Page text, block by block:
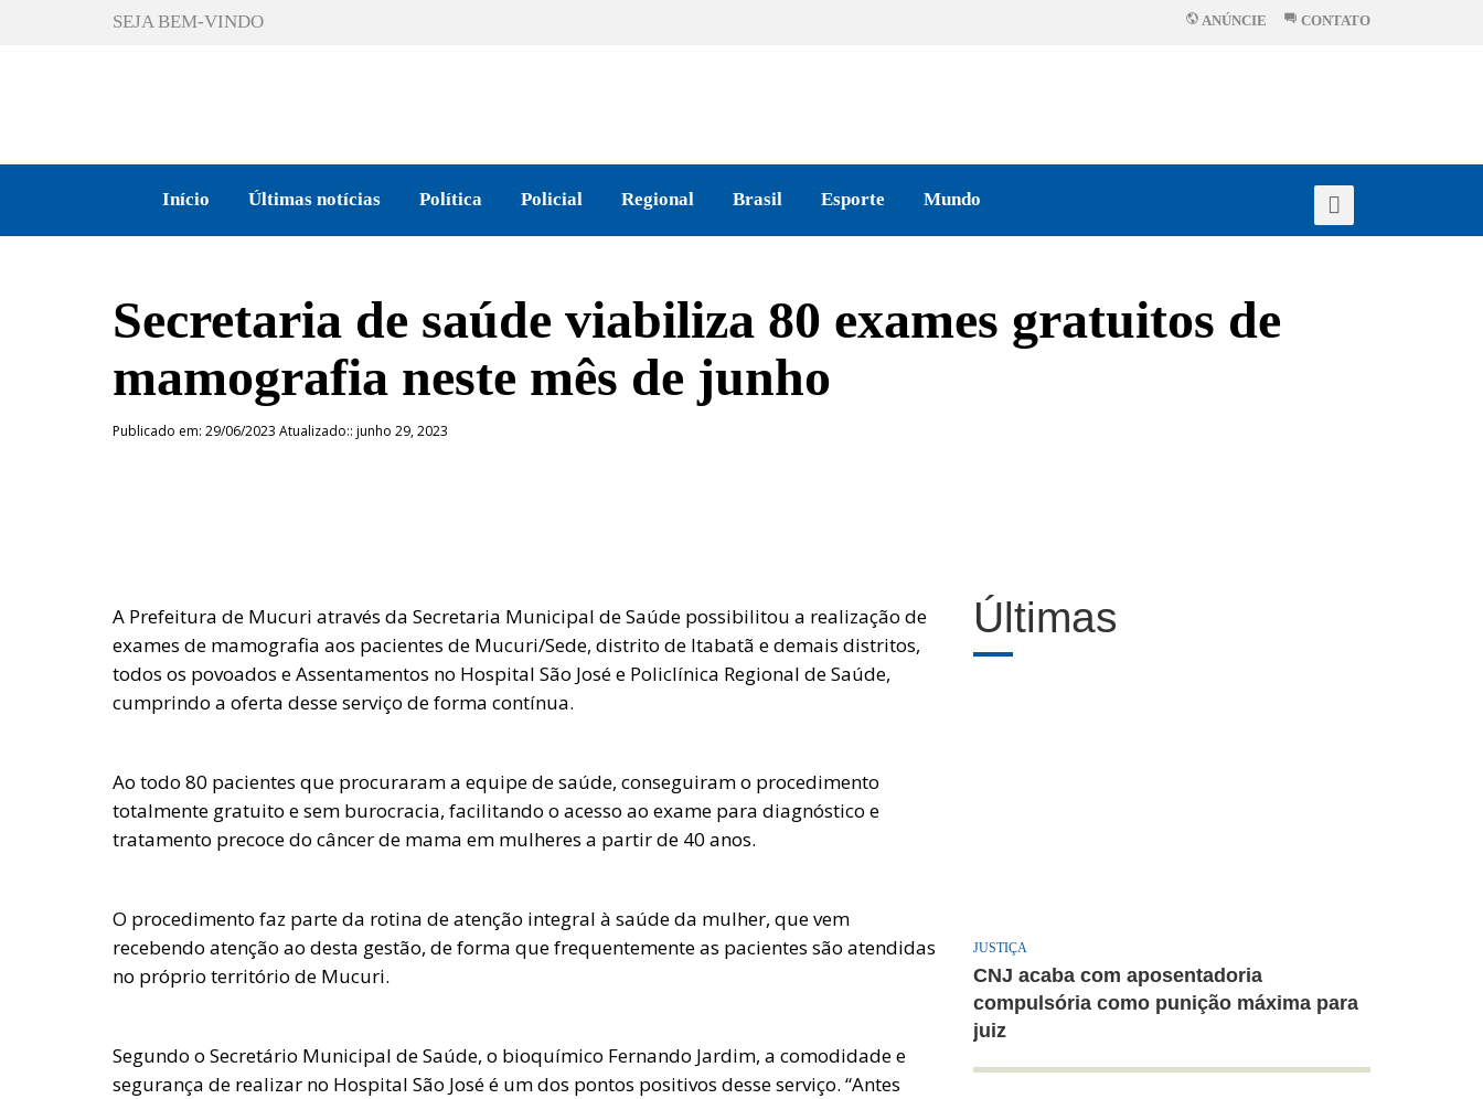
SEJA BEM-VINDO ANÚNCIE CONTATO
Início Últimas notícias Política Policial Regional Brasil Esporte Mundo
Secretaria de saúde viabiliza 80 exames gratuitos de
mamografia neste mês de junho
Publicado em: 29/06/2023 Atualizado:: junho 29, 2023
A Prefeitura de Mucuri através da Secretaria Municipal de Saúde possibilitou a realização de
exames de mamografia aos pacientes de Mucuri/Sede, distrito de Itabatã e demais distritos,
todos os povoados e Assentamentos no Hospital São José e Policlínica Regional de Saúde,
cumprindo a oferta desse serviço de forma contínua.
Ao todo 80 pacientes que procuraram a equipe de saúde, conseguiram o procedimento
totalmente gratuito e sem burocracia, facilitando o acesso ao exame para diagnóstico e
tratamento precoce do câncer de mama em mulheres a partir de 40 anos.
O procedimento faz parte da rotina de atenção integral à saúde da mulher, que vem
recebendo atenção ao desta gestão, de forma que frequentemente as pacientes são atendidas
no próprio território de Mucuri.
Segundo o Secretário Municipal de Saúde, o bioquímico Fernando Jardim, a comodidade e
segurança de realizar no Hospital São José é um dos pontos positivos desse serviço. “Antes
Últimas
JUSTIÇA
CNJ acaba com aposentadoria
compulsória como punição máxima para
juiz